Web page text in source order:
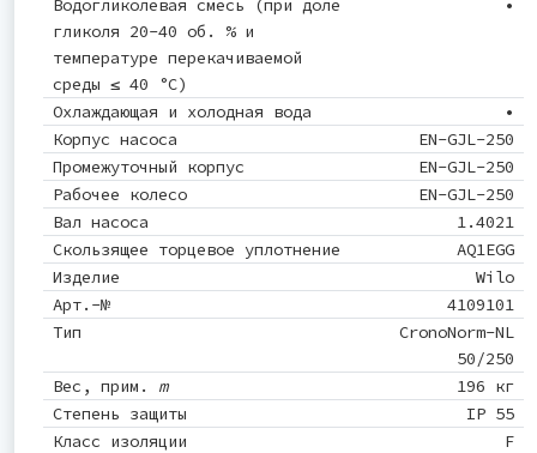
Водогликолевая смесь (при доле
гликоля 20-40 об. % и
температуре перекачиваемой
среды ≤ 40 °C)
•
Охлаждающая и холодная вода
•
Корпус насоса
EN-GJL-250
Промежуточный корпус
EN-GJL-250
Рабочее колесо
EN-GJL-250
Вал насоса
1.4021
Скользящее торцевое уплотнение
AQ1EGG
Изделие
Wilo
Арт.-№
4109101
Тип
CronoNorm-NL
50/250
Вес, прим. m
196 кг
Степень защиты
IP 55
Класс изоляции
F